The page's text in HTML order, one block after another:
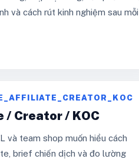
và cách rút kinh nghiệm sau mỗi
/ Creator / KOC
và team shop muốn hiểu cách
brief chiến dịch và đo lường